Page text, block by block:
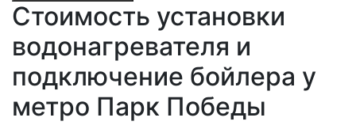
Стоимость установки
водонагревателя и
подключение бойлера у
метро Парк Победы